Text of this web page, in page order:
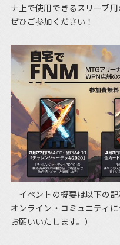
ナ上で使用できるスリーブ
ぜひご参加ください！
イベントの概要は以下の
オンライン・コミュニティ
お願いいたします。）